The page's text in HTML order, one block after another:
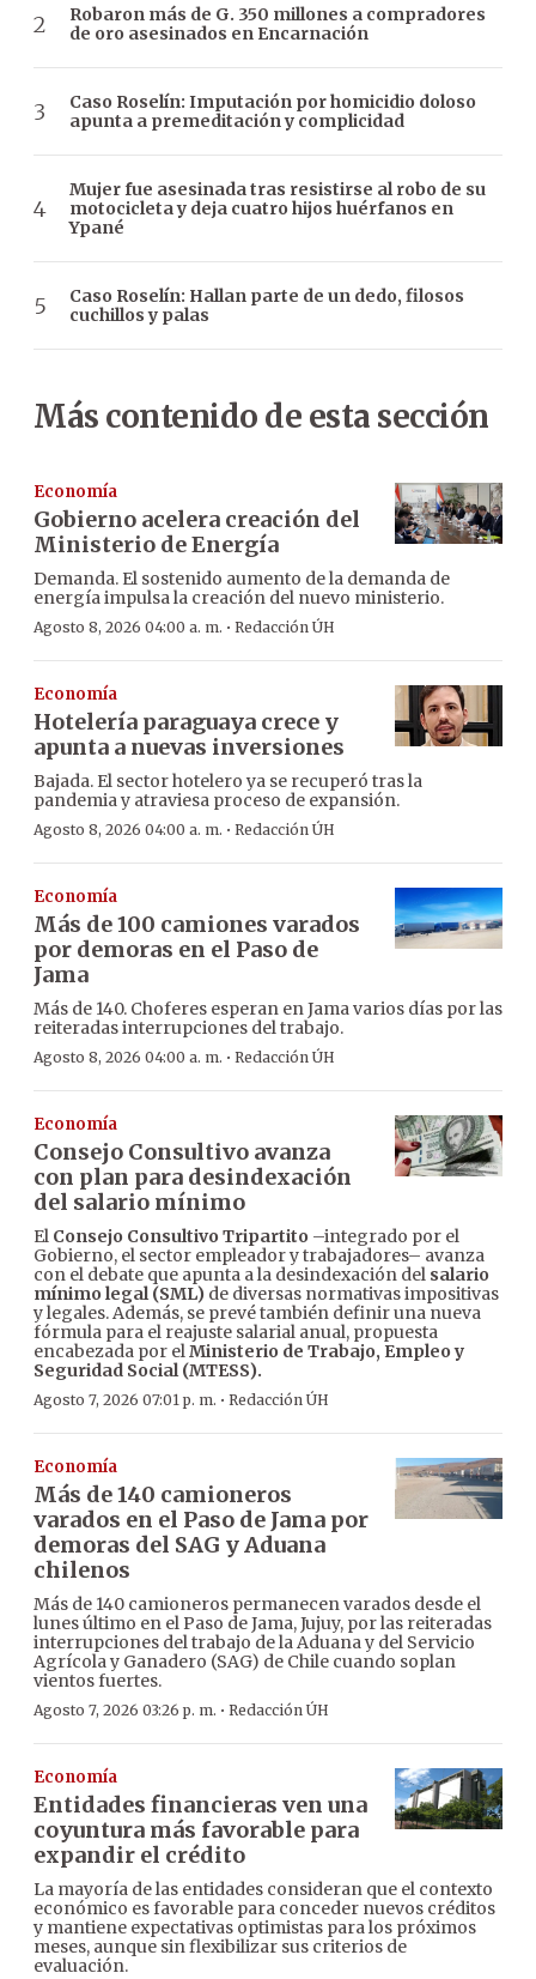
Robaron más de G. 350 millones a compradores
de oro asesinados en Encarnación
Caso Roselín: Imputación por homicidio doloso
apunta a premeditación y complicidad
Mujer fue asesinada tras resistirse al robo de su
motocicleta y deja cuatro hijos huérfanos en
Ypané
Caso Roselín: Hallan parte de un dedo, filosos
cuchillos y palas
Más contenido de esta sección
Economía
Gobierno acelera creación del
Ministerio de Energía
Demanda. El sostenido aumento de la demanda de
energía impulsa la creación del nuevo ministerio.
Agosto 8, 2026 04:00 a. m. · Redacción ÚH
Economía
Hotelería paraguaya crece y
apunta a nuevas inversiones
Bajada. El sector hotelero ya se recuperó tras la
pandemia y atraviesa proceso de expansión.
Agosto 8, 2026 04:00 a. m. · Redacción ÚH
Economía
Más de 100 camiones varados
por demoras en el Paso de
Jama
Más de 140. Choferes esperan en Jama varios días por las
reiteradas interrupciones del trabajo.
Agosto 8, 2026 04:00 a. m. · Redacción ÚH
Economía
Consejo Consultivo avanza
con plan para desindexación
del salario mínimo
El Consejo Consultivo Tripartito –integrado por el
Gobierno, el sector empleador y trabajadores– avanza
con el debate que apunta a la desindexación del salario
mínimo legal (SML) de diversas normativas impositivas
y legales. Además, se prevé también definir una nueva
fórmula para el reajuste salarial anual, propuesta
encabezada por elMinisterio de Trabajo, Empleo y
Seguridad Social (MTESS).
Agosto 7, 2026 07:01 p. m. · Redacción ÚH
Economía
Más de 140 camioneros
varados en el Paso de Jama por
demoras del SAG y Aduana
chilenos
Más de 140 camioneros permanecen varados desde el
lunes último en el Paso de Jama, Jujuy, por las reiteradas
interrupciones del trabajo de la Aduana y del Servicio
Agrícola y Ganadero (SAG) de Chile cuando soplan
vientos fuertes.
Agosto 7, 2026 03:26 p. m. · Redacción ÚH
Economía
Entidades financieras ven una
coyuntura más favorable para
expandir el crédito
La mayoría de las entidades consideran que el contexto
económico es favorable para conceder nuevos créditos
y mantiene expectativas optimistas para los próximos
meses, aunque sin flexibilizar sus criterios de
evaluación.